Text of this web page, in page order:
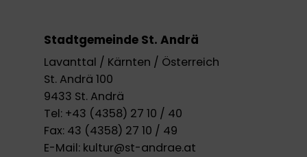
Stadtgemeinde St. Andrä
Lavanttal / Kärnten / Österreich
St. Andrä 100
9433 St. Andrä
Tel: +43 (4358) 27 10 / 40
Fax: 43 (4358) 27 10 / 49
E-Mail: kultur@st-andrae.at